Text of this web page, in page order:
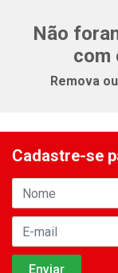
Não
com
Remova
Cadastre-se